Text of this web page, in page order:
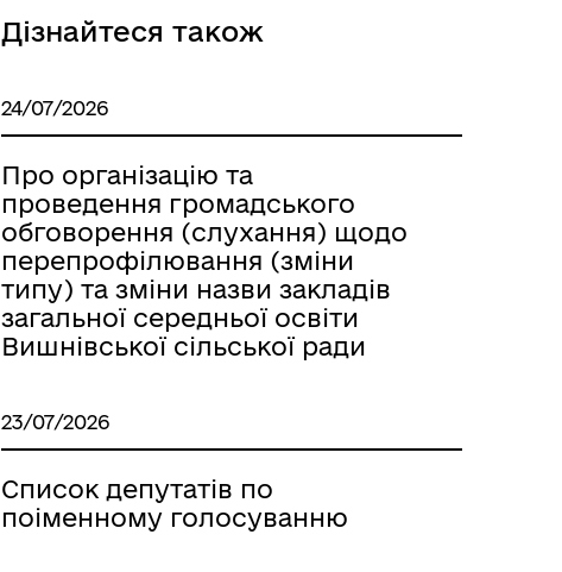
Дізнайтеся також
24/07/2026
Про організацію та
проведення громадського
обговорення (слухання) щодо
перепрофілювання (зміни
типу) та зміни назви закладів
загальної середньої освіти
Вишнівської сільської ради
23/07/2026
Список депутатів по
поіменному голосуванню